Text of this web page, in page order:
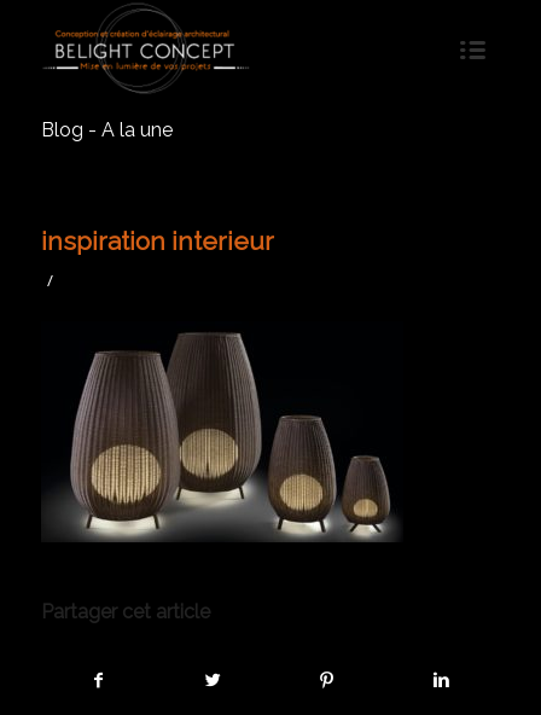
Blog - A la une
inspiration interieur
/
Partager cet article